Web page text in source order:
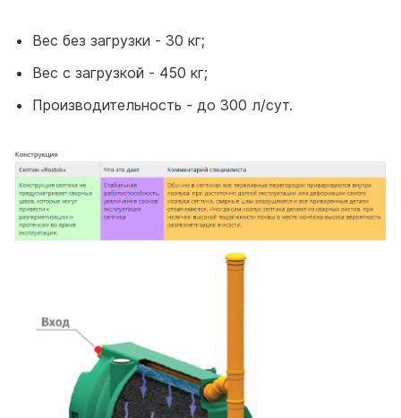
Вес без загрузки - 30 кг;
Вес с загрузкой - 450 кг;
Производительность - до 300 л/сут.